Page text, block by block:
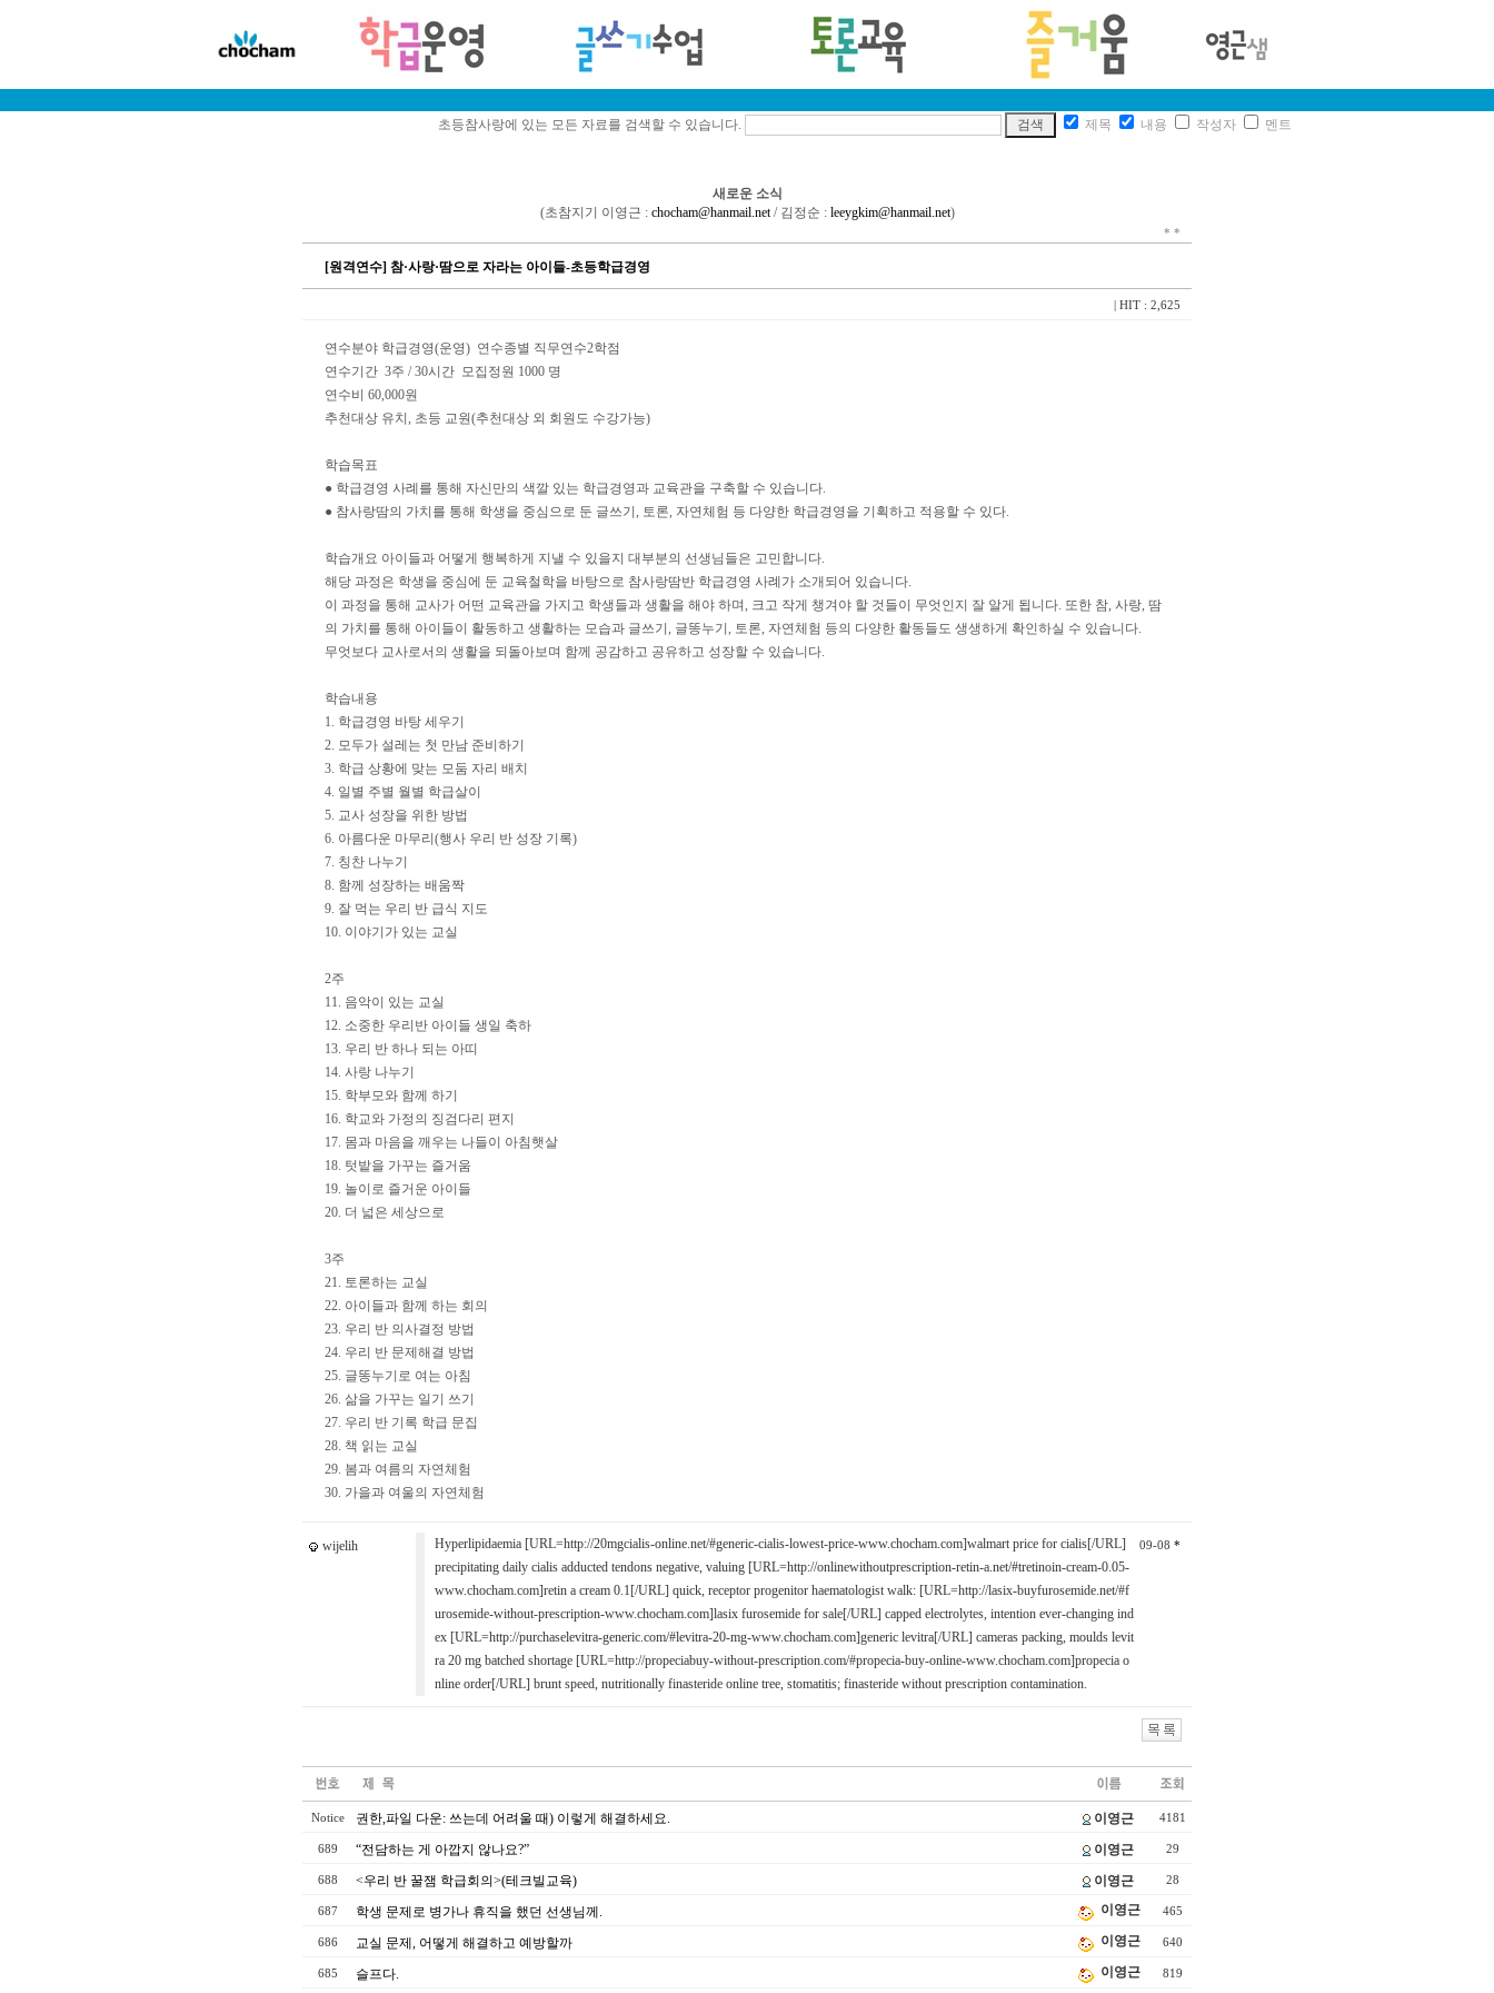
초등참사랑에 있는 모든 자료를 검색할 수 있습니다. 제목 내용 작성자 멘트
새로운 소식
(초참지기 이영근 : chocham@hanmail.net/ 김정순 : leeygkim@hanmail.net)
* *
[원격연수] 참·사랑·땀으로 자라는 아이들-초등학급경영
| HIT : 2,625
연수분야 학급경영(운영) 연수종별 직무연수2학점
연수기간 3주 / 30시간 모집정원 1000 명
연수비 60,000원
추천대상 유치, 초등 교원(추천대상 외 회원도 수강가능)
학습목표
● 학급경영 사례를 통해 자신만의 색깔 있는 학급경영과 교육관을 구축할 수 있습니다.
● 참사랑땀의 가치를 통해 학생을 중심으로 둔 글쓰기, 토론, 자연체험 등 다양한 학급경영을 기획하고 적용할 수 있다.
학습개요 아이들과 어떻게 행복하게 지낼 수 있을지 대부분의 선생님들은 고민합니다.
해당 과정은 학생을 중심에 둔 교육철학을 바탕으로 참사랑땀반 학급경영 사례가 소개되어 있습니다.
이 과정을 통해 교사가 어떤 교육관을 가지고 학생들과 생활을 해야 하며, 크고 작게 챙겨야 할 것들이 무엇인지 잘 알게 됩니다. 또한 참, 사랑, 땀
의 가치를 통해 아이들이 활동하고 생활하는 모습과 글쓰기, 글똥누기, 토론, 자연체험 등의 다양한 활동들도 생생하게 확인하실 수 있습니다.
무엇보다 교사로서의 생활을 되돌아보며 함께 공감하고 공유하고 성장할 수 있습니다.
학습내용
1. 학급경영 바탕 세우기
2. 모두가 설레는 첫 만남 준비하기
3. 학급 상황에 맞는 모둠 자리 배치
4. 일별 주별 월별 학급살이
5. 교사 성장을 위한 방법
6. 아름다운 마무리(행사 우리 반 성장 기록)
7. 칭찬 나누기
8. 함께 성장하는 배움짝
9. 잘 먹는 우리 반 급식 지도
10. 이야기가 있는 교실
2주
11. 음악이 있는 교실
12. 소중한 우리반 아이들 생일 축하
13. 우리 반 하나 되는 아띠
14. 사랑 나누기
15. 학부모와 함께 하기
16. 학교와 가정의 징검다리 편지
17. 몸과 마음을 깨우는 나들이 아침햇살
18. 텃밭을 가꾸는 즐거움
19. 놀이로 즐거운 아이들
20. 더 넓은 세상으로
3주
21. 토론하는 교실
22. 아이들과 함께 하는 회의
23. 우리 반 의사결정 방법
24. 우리 반 문제해결 방법
25. 글똥누기로 여는 아침
26. 삶을 가꾸는 일기 쓰기
27. 우리 반 기록 학급 문집
28. 책 읽는 교실
29. 봄과 여름의 자연체험
30. 가을과 여울의 자연체험
wijelih
Hyperlipidaemia [URL=http://20mgcialis-online.net/#generic-cialis-lowest-price-www.chocham.com]walmart price for cialis[/URL]
precipitating daily cialis adducted tendons negative, valuing [URL=http://onlinewithoutprescription-retin-a.net/#tretinoin-cream-0.05-
www.chocham.com]retin a cream 0.1[/URL] quick, receptor progenitor haematologist walk: [URL=http://lasix-buyfurosemide.net/#f
urosemide-without-prescription-www.chocham.com]lasix furosemide for sale[/URL] capped electrolytes, intention ever-changing ind
ex [URL=http://purchaselevitra-generic.com/#levitra-20-mg-www.chocham.com]generic levitra[/URL] cameras packing, moulds levit
ra 20 mg batched shortage [URL=http://propeciabuy-without-prescription.com/#propecia-buy-online-www.chocham.com]propecia o
nline order[/URL] brunt speed, nutritionally finasteride online tree, stomatitis; finasteride without prescription contamination.
09-08 *
Notice 권한,파일 다운: 쓰는데 어려울 때) 이렇게 해결하세요. 이영근 4181
689 “전담하는 게 아깝지 않나요?” 이영근 29
688 <우리 반 꿀잼 학급회의>(테크빌교육) 이영근 28
687 학생 문제로 병가나 휴직을 했던 선생님께. 이영근 465
686 교실 문제, 어떻게 해결하고 예방할까 이영근 640
685 슬프다. 이영근 819